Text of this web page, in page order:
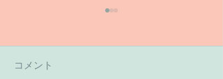
コメント